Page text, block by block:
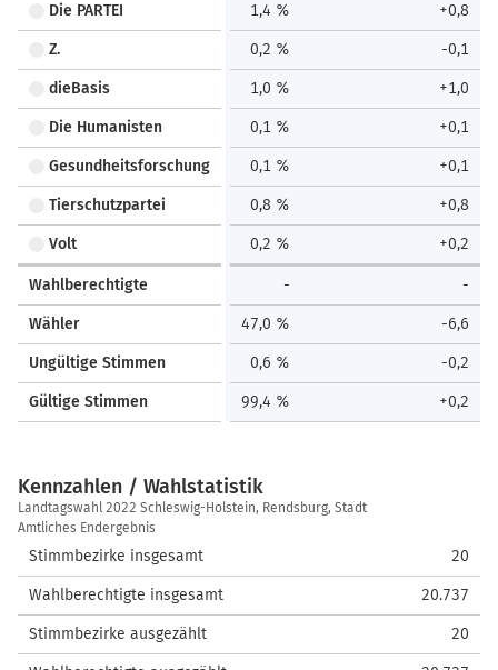
Die PARTEI 1,4 % +0,8
Z. 0,2 % -0,1
dieBasis 1,0 % +1,0
Die Humanisten 0,1 % +0,1
Gesundheitsforschung 0,1 % +0,1
Tierschutzpartei 0,8 % +0,8
Volt 0,2 % +0,2
Wahlberechtigte - -
Wähler 47,0 % -6,6
Ungültige Stimmen 0,6 % -0,2
Gültige Stimmen 99,4 % +0,2
Kennzahlen / Wahlstatistik
Kennzahlen
/
Wahlstatistik
Landtagswahl 2022 Schleswig-Holstein, Rendsburg, Stadt
Amtliches Endergebnis
Stimmbezirke insgesamt 20
Wahlberechtigte insgesamt 20.737
Stimmbezirke ausgezählt 20